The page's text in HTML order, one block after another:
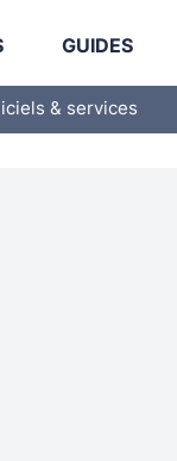
GUIDES
& services